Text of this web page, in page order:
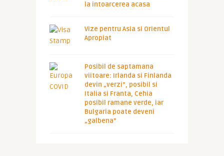
la intoarcerea acasa
Vize pentru Asia si Orientul
Apropiat
Posibil de saptamana
viitoare: Irlanda si Finlanda
devin „verzi”, posibil si
Italia si Franta, Cehia
posibil ramane verde, iar
Bulgaria poate deveni
„galbena”